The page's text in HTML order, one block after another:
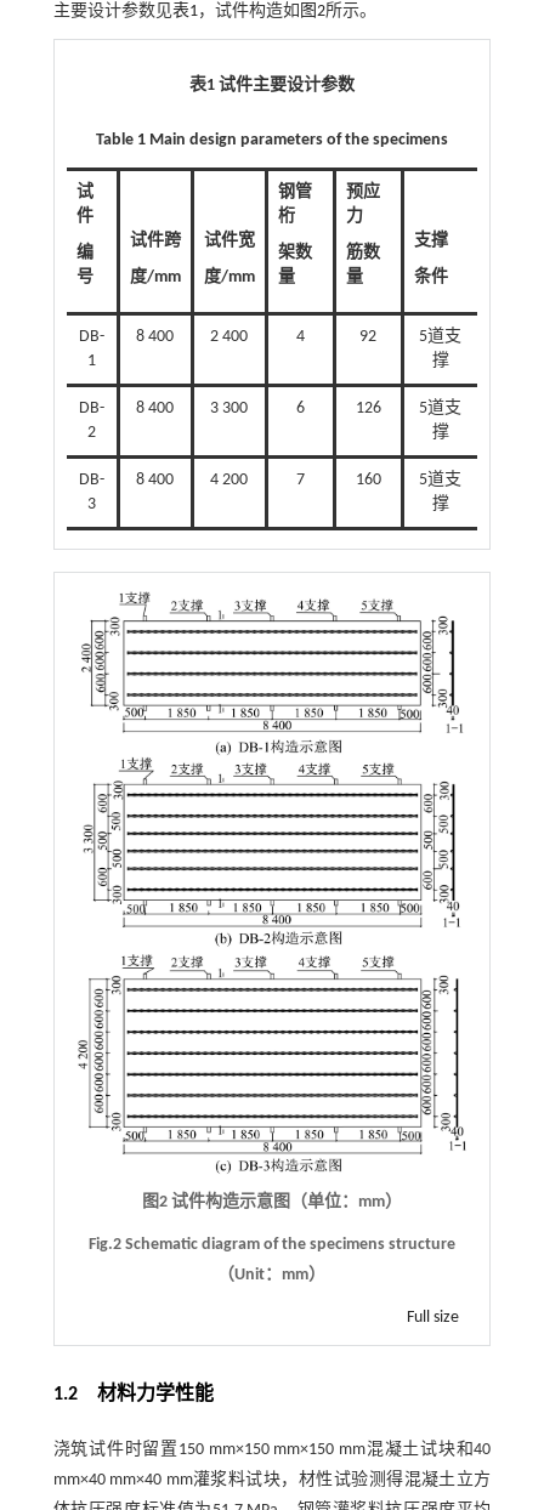
主要设计参数见表1，试件构造如 图2所示。
表1 试件主要设计参数
Table 1 Main design parameters of the specimens
试
件
编
号
试件跨
度/mm
试件宽
度/mm
钢管
桁
架数
量
预应
力
筋数
量
支撑
条件
DB-
1
8 400 2 400 4 92
5道支
撑
DB-
2
8 400 3 300 6 126
5道支
撑
DB-
3
8 400 4 200 7 160
5道支
撑
图2 试件构造示意图（单位：mm）
Fig.2 Schematic diagram of the specimens structure
（Unit：mm）
Full size
1.2材料力学性能
浇筑试件时留置150 mm×150 mm×150 mm混凝土试块和40
mm×40 mm×40 mm灌浆料试块，材性试验测得混凝土立方